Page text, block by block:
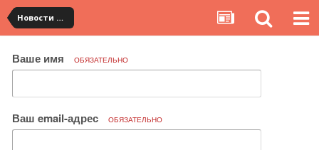
Новости сервиса
Ваше имя ОБЯЗАТЕЛЬНО
Ваш email-адрес ОБЯЗАТЕЛЬНО